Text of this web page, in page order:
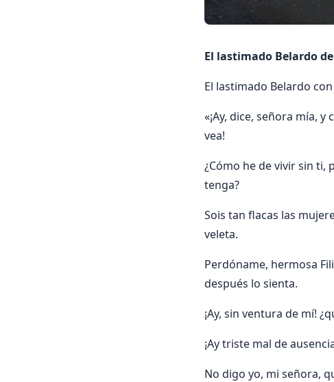
El lastimado Belardo
El lastimado Belardo
«¡Ay, dice, señora
vea!
¿Cómo he de vivir sin ti,
tenga?
Sois tan flacas las
veleta.
Perdóname, hermosa
después lo sienta.
¡Ay, sin ventura de mí!
¡Ay triste mal de
No digo yo, mi señora,